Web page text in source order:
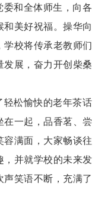
和全体师生，向各
美好祝福。操华向
校将传承老教师们
展，奋力开创柴桑
松愉快的老年茶话
一起，品香茗、尝
满面，大家畅谈往
，并就学校的未来发
笑语不断，充满了